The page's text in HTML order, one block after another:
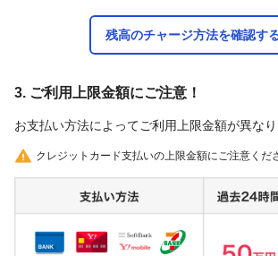
残高のチャージ方法を確認す
3. ご利用上限金額にご注意！
お支払い方法によってご利用上限金額が異なり
クレジットカード支払いの上限金額にご注意くだ